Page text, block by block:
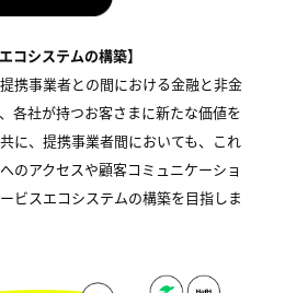
コシステムの構築】
携事業者との間における金融と非金
各社が持つお客さまに新たな価値を
に、提携事業者間においても、これ
のアクセスや顧客コミュニケーショ
ビスエコシステムの構築を目指しま